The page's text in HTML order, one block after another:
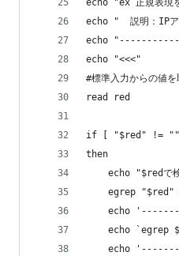
echo "ex 正規表
echo "  説明：IPア
echo
echo "<<<"
#標準入力からの値を
read red
if [ "$red" != ""
then
echo "$redで
egrep
echo
echo `egrep
echo